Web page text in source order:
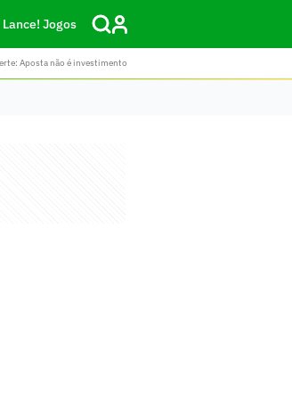
Lance! Jogos
Aposta não é investimento